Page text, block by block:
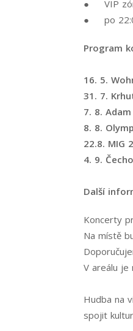
● VIP
● po
Program
16. 5.
31. 7.
7. 8.
8. 8.
22.8. MIG
4. 9.
Další
Koncerty
Na místě
V areálu je
Hudba na
spojit